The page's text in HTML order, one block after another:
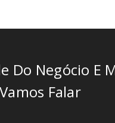
Negócio E
Falar